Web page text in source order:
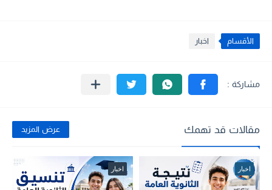
الأقسام اخبار
مقالات قد تهمك عرض المزيد
اخبار اخبار